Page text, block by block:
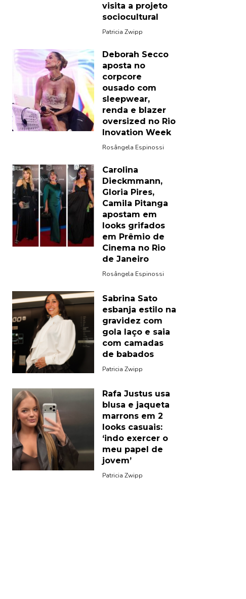
visita a projeto
sociocultural
Patricia Zwipp
Deborah Secco
aposta no
corpcore
ousado com
sleepwear,
renda e blazer
oversized no Rio
Inovation Week
Rosângela Espinossi
Carolina
Dieckmmann,
Gloria Pires,
Camila Pitanga
apostam em
looks grifados
em Prêmio de
Cinema no Rio
de Janeiro
Rosângela Espinossi
Sabrina Sato
esbanja estilo na
gravidez com
gola laço e saia
com camadas
de babados
Patricia Zwipp
Rafa Justus usa
blusa e jaqueta
marrons em 2
looks casuais:
‘indo exercer o
meu papel de
jovem’
Patricia Zwipp